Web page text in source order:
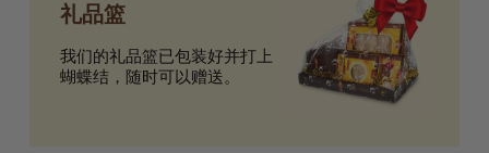
礼品篮
我们的礼品篮已包装好并打上
蝴蝶结，随时可以赠送。